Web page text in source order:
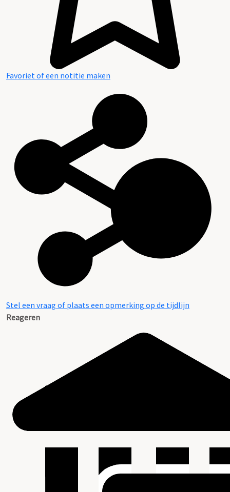
Favoriet of een notitie maken
Stel een vraag of plaats een opmerking op de tijdlijn
Reageren